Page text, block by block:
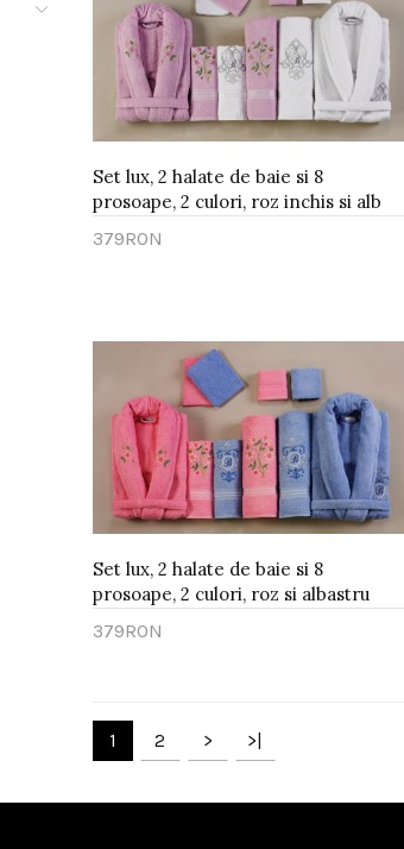
Set lux, 2 halate de baie si 8
prosoape, 2 culori, roz inchis si alb
379RON
Set lux, 2 halate de baie si 8
prosoape, 2 culori, roz si albastru
379RON
1 2 > >|